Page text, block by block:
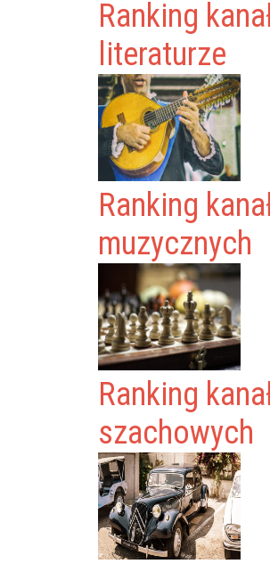
Ranking
literaturze
Ranking
muzycznych
Ranking
szachowych